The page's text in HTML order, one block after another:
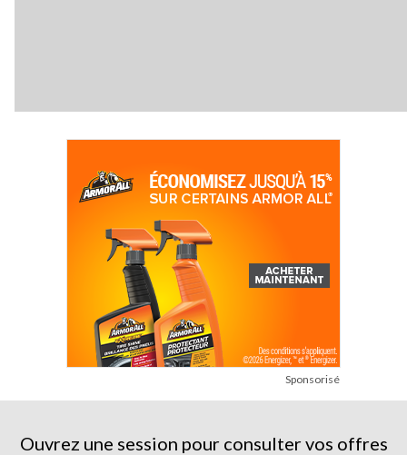
Sponsorisé
Ouvrez une session pour consulter vos offres